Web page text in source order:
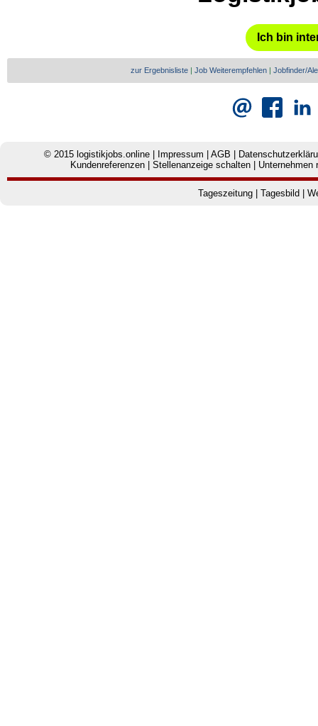
Ich bin
zur Ergebnisliste | Job Weiterempfehlen | Jobfinder/
© 2015 logistikjobs.online| Impressum AGB
Kundenreferenzen| Stellenanzeige schalten| Unternehmen
Tageszeitung Tagesbild